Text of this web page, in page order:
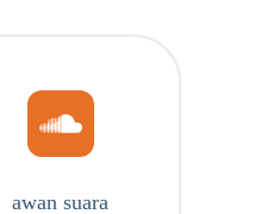
awan suara